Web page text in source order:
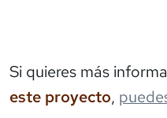
Si quieres más
este proyecto,